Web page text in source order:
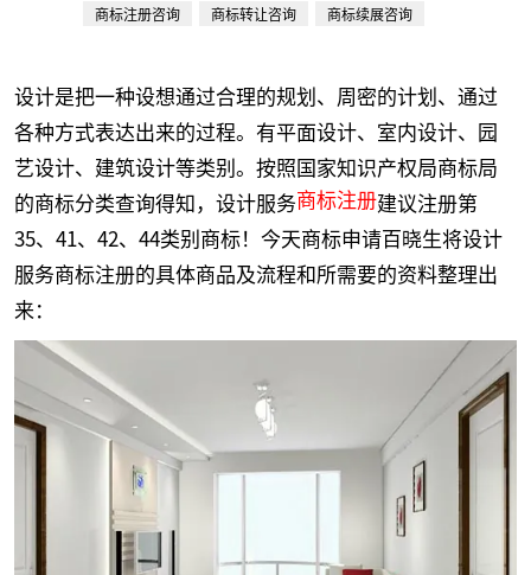
商标注册咨询 商标转让咨询
商标续展咨询
设计是把一种设想通过合理的规划、周密的计划、通过
各种方式表达出来的过程。有平面设计、室内设计、园
艺设计、建筑设计等类别。按照国家知识产权局商标局
的商标分类查询得知，设计服务商标注册建议注册第
35、41、42、44类别商标！今天商标申请百晓生将设计
服务商标注册的具体商品及流程和所需要的资料整理出
来：